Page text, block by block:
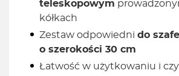
teleskopowym
kółkach
Zestaw odpowiedni do
o szerokości 30 cm
Łatwość w użytkowaniu i